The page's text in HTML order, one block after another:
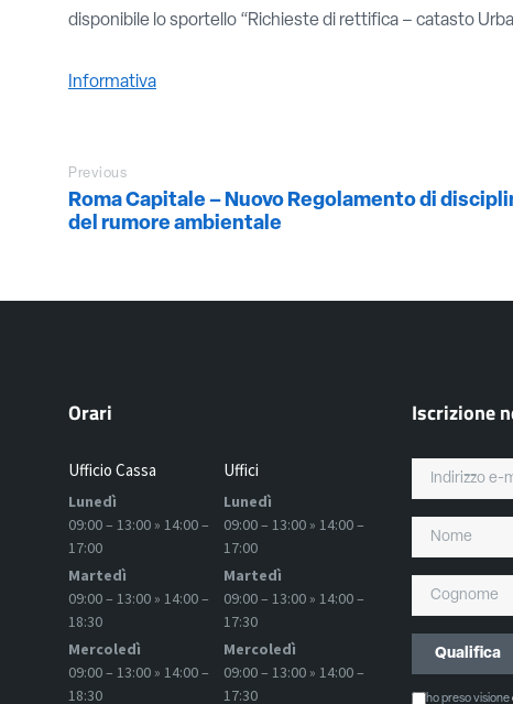
disponibile lo sportello “Richieste di rettifica – catasto
Informativa
Previous
Roma Capitale – Nuovo Regolamento di
del rumore ambientale
Orari
Ufficio Cassa
Lunedì
09:00 – 13:00 » 14:00 –
17:00
Martedì
09:00 – 13:00 » 14:00 –
18:30
Mercoledì
09:00 – 13:00 » 14:00 –
18:30
Uffici
Lunedì
09:00 – 13:00 » 14:00 –
17:00
Martedì
09:00 – 13:00 » 14:00 –
17:30
Mercoledì
09:00 – 13:00 » 14:00 –
17:30
Iscrizione
ho preso visione